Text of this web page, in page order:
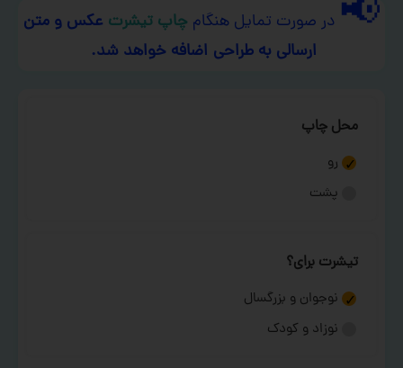
📢 در صورت تمایل هنگام چاپ تیشرت عکس و متن
ارسالی به طراحی اضافه خواهد شد.
محل چاپ
رو
پشت
تیشرت برای؟
نوجوان و بزرگسال
نوزاد و کودک